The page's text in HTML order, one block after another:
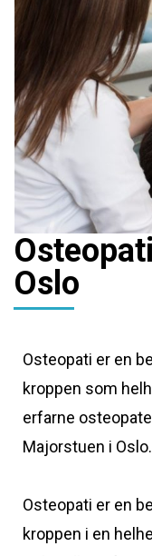
Oslo
Osteopati er en
kroppen som
erfarne
Majorstuen i Oslo.
Osteopati er en
kroppen i en